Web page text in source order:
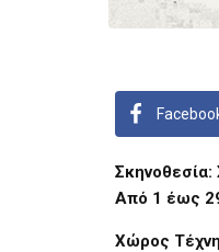
Σκηνοθεσία:
Aπό 1 έως
Χώρος